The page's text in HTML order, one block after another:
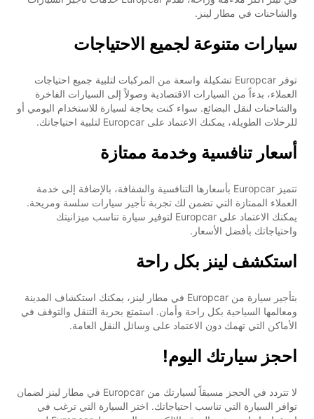
والشاحنات في مطار لينز.
سيارات متنوعة لجميع الاحتياجات
توفر Europcar تشكيلة واسعة من المركبات لتلبية جميع احتياجات
العملاء، بدءاً من السيارات الاقتصادية وصولاً إلى السيارات الفاخرة
والشاحنات لنقل البضائع. سواء كنت بحاجة لسيارة للاستخدام اليومي أو
للرحلات الطويلة، يمكنك الاعتماد على Europcar لتلبية احتياجاتك.
أسعار تنافسية وخدمة ممتازة
تتميز Europcar بأسعارها التنافسية والشفافة، بالإضافة إلى خدمة
العملاء الممتازة التي تضمن لك تجربة تأجير سيارات سلسة ومريحة.
يمكنك الاعتماد على Europcar لتوفير سيارة تناسب ميزانيتك
واحتياجاتك بأفضل الأسعار.
استكشف لينز بكل راحة
بتأجير سيارة من Europcar في مطار لينز، يمكنك استكشاف المدينة
ومعالمها السياحية بكل راحة وأمان. استمتع بحرية التنقل والتوقف في
الأماكن التي تهمك دون الاعتماد على وسائل النقل العامة.
احجز سيارتك اليوم!
لا تتردد في الحجز مسبقاً لسيارتك من Europcar في مطار لينز لضمان
توافر السيارة التي تناسب احتياجاتك. اختر السيارة التي ترغب في